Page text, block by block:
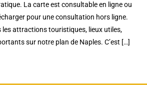
La carte est consultable en ligne ou
pour une consultation hors ligne.
les attractions touristiques, lieux utiles,
sur notre plan de Naples. C’est […]